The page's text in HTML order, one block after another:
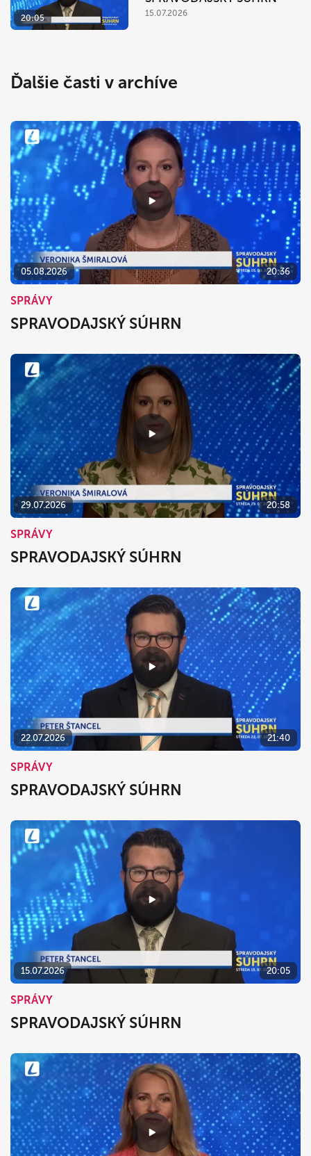
20:05
15.07.2026
Ďalšie časti v archíve
05.08.2026 20:36
SPRÁVY
SPRAVODAJSKÝ SÚHRN
29.07.2026 20:58
SPRÁVY
SPRAVODAJSKÝ SÚHRN
22.07.2026 21:40
SPRÁVY
SPRAVODAJSKÝ SÚHRN
15.07.2026 20:05
SPRÁVY
SPRAVODAJSKÝ SÚHRN